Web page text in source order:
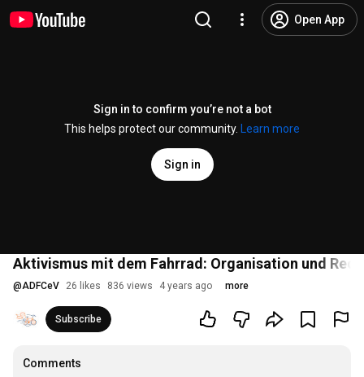
Open App
Sign in to confirm you’re not a bot
This helps protect our community.
Learn more
Sign in
Aktivismus mit dem Fahrrad: Organisation und
@ADFCeV 26 likes 836 views 4 years ago more
Subscribe
Comments